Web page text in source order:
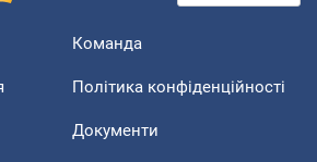
Команда
Політика конфіденційності
Документи